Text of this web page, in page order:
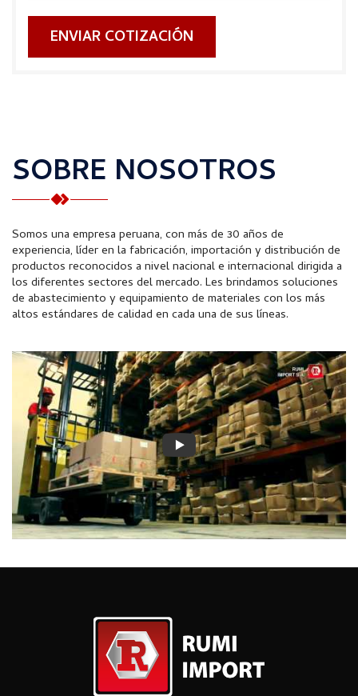
ENVIAR COTIZACIÓN
SOBRE NOSOTROS
Somos una empresa peruana, con más de 30 años de
experiencia, líder en la fabricación, importación y distribución de
productos reconocidos a nivel nacional e internacional dirigida a
los diferentes sectores del mercado. Les brindamos soluciones
de abastecimiento y equipamiento de materiales con los más
altos estándares de calidad en cada una de sus líneas.